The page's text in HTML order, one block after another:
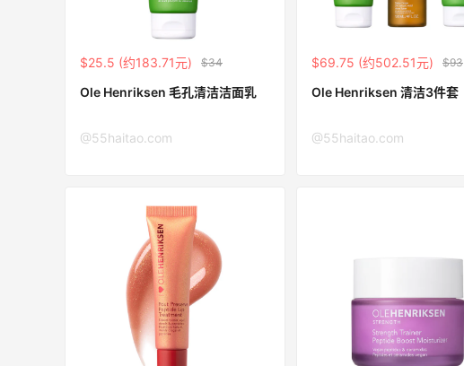
$25.5 (约183.71元) $34
Ole Henriksen 毛孔清洁洁面乳
@55haitao.com
$69.75 (约502.51元) $93
Ole Henriksen 清洁3件套
@55haitao.com
Bobbi Brown
比亚运动热卖
低至6折
1天10小时
Bloomingdales：美妆大促！入手 Dior、
Bloomingdales
Space NK UK：美妆护肤大促！入Lisa
Eldridge、Hourglass、伊索等
新人首单享8折
Space NK UK